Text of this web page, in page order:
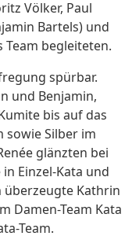
Völker, Paul
Bartels) und
begleiteten.
spürbar.
und Benjamin,
bis auf das
sowie Silber im
glänzten bei
Einzel-Kata und
überzeugte Kathrin
Damen-Team Kata
Team.